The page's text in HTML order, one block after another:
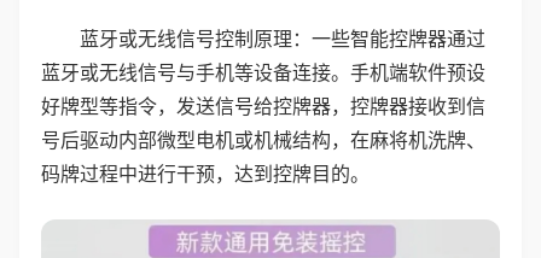
蓝牙或无线信号控制原理：一些智能控牌器通过
蓝牙或无线信号与手机等设备连接。手机端软件预设
好牌型等指令，发送信号给控牌器，控牌器接收到信
号后驱动内部微型电机或机械结构，在麻将机洗牌、
码牌过程中进行干预，达到控牌目的。